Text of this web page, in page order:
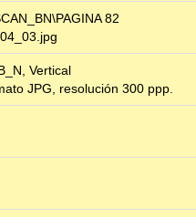
82
Vertical
JPG, resolución 300 ppp.